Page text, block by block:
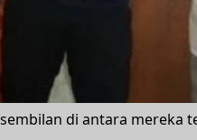
di antara mereka